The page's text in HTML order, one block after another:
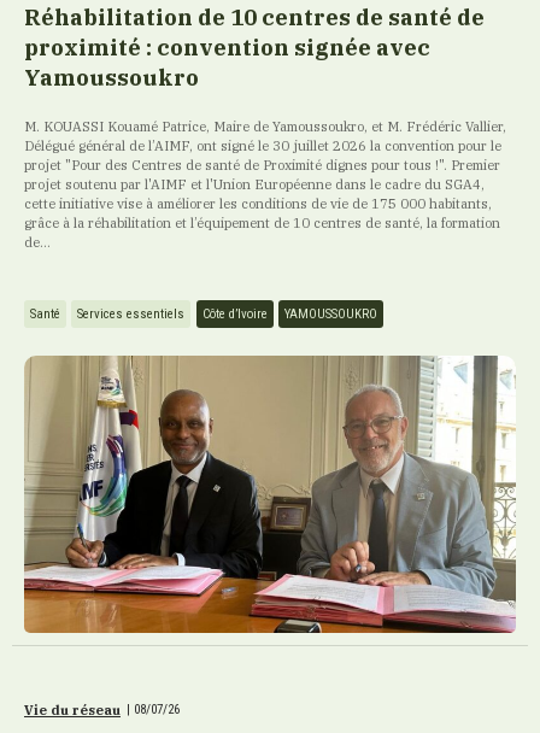
Réhabilitation de 10 centres de santé de
proximité : convention signée avec
Yamoussoukro
M. KOUASSI Kouamé Patrice, Maire de Yamoussoukro, et M. Frédéric Vallier,
Délégué général de l’AIMF, ont signé le 30 juillet 2026 la convention pour le
projet "Pour des Centres de santé de Proximité dignes pour tous !". Premier
projet soutenu par l'AIMF et l'Union Européenne dans le cadre du SGA4,
cette initiative vise à améliorer les conditions de vie de 175 000 habitants,
grâce à la réhabilitation et l’équipement de 10 centres de santé, la formation
de...
Santé Services essentiels Côte d’Ivoire YAMOUSSOUKRO
Vie du réseau | 08/07/26